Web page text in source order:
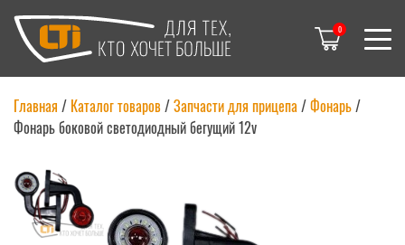
0
Главная / Каталог товаров/Запчасти для прицепа/Фонарь/
Фонарь боковой светодиодный бегущий 12v